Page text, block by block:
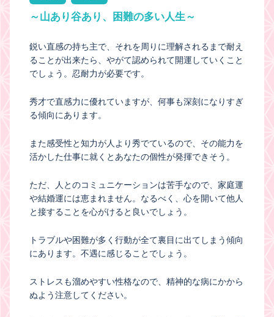
～山あり谷あり、困難の多い人生～
鋭い直感の持ち主で、それを周りに理解されるまで耐え
ることが出来たら、やがて認められて開運していくこと
でしょう。忍耐力が必要です。
秀才で直感力に優れていますが、何事も深刻になりすぎ
る傾向にあります。
また感受性と知力が人より秀でているので、その能力を
活かした仕事に就くとあなたの個性が発揮できそう。
ただ、人とのコミュニケーションは苦手なので、家庭運
や結婚運には恵まれません。なるべく、心を開いて他人
と接することを心がけると良いでしょう。
トラブルや困難が多く行動が全て裏目に出てしまう傾向
にあります。不遇に感じることでしょう。
ストレスも溜めやすい性格なので、精神的な病にかから
ぬよう注意してください。